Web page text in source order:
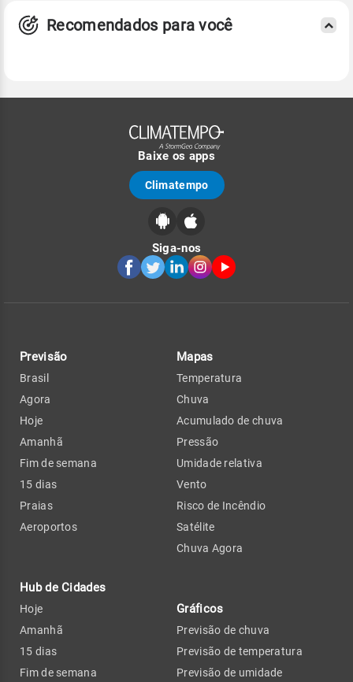
Recomendados para você
Baixe os apps
Climatempo
Siga-nos
Previsão
Brasil
Agora
Hoje
Amanhã
Fim de semana
15 dias
Praias
Aeroportos
Hub de Cidades
Hoje
Amanhã
15 dias
Fim de semana
Mapas
Temperatura
Chuva
Acumulado de chuva
Pressão
Umidade relativa
Vento
Risco de Incêndio
Satélite
Chuva Agora
Gráficos
Previsão de chuva
Previsão de temperatura
Previsão de umidade